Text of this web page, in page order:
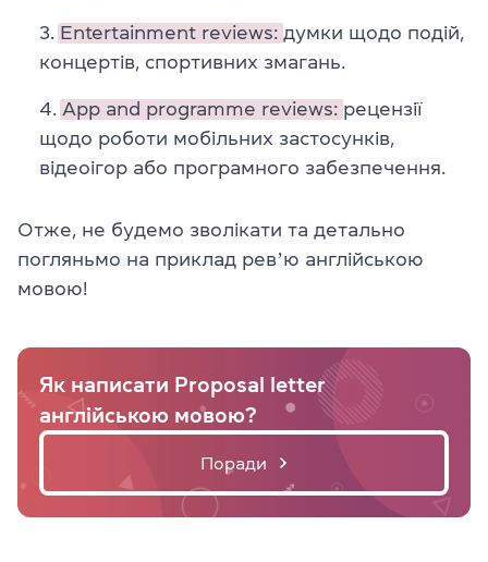
Entertainment reviews: думки щодо подій,
концертів, спортивних змагань.
App and programme reviews: рецензії
щодо роботи мобільних застосунків,
відеоігор або програмного забезпечення.
Отже, не будемо зволікати та детально
погляньмо на приклад ревʼю англійською
мовою!
Як написати Proposal letter
англійською мовою?
Поради